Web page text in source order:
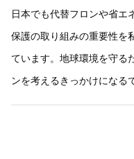
日本でも代替フロンや省エ
保護の取り組みの重要性を
ています。地球環境を守る
ンを考えるきっかけになる